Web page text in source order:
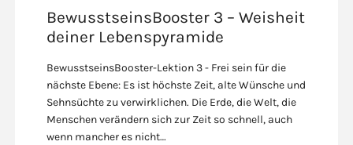
BewusstseinsBooster 3 – Weisheit
deiner Lebenspyramide
BewusstseinsBooster-Lektion 3 - Frei sein für die
nächste Ebene: Es ist höchste Zeit, alte Wünsche und
Sehnsüchte zu verwirklichen. Die Erde, die Welt, die
Menschen verändern sich zur Zeit so schnell, auch
wenn mancher es nicht…